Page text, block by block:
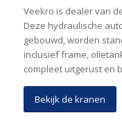
Veekro is dealer van
Deze hydraulische
gebouwd, worden
inclusief frame,
compleet uitgerust en
Bekijk de kranen